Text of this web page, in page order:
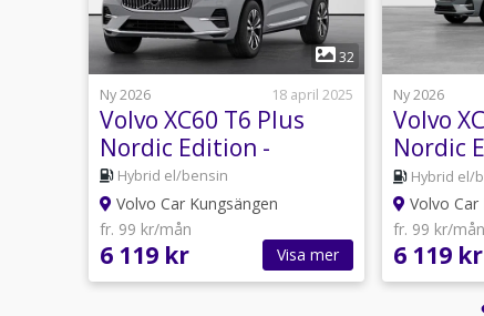
1
32
Ny 2026
18 april 2025
Volvo XC60 T6 Plus
Nordic Edition -
Business lease
Hybrid el/bensin
Volvo Car Kungsängen
fr. 99 kr/mån
6 119 kr Visa mer
Ny 2026
Volvo
Nordic
Hybrid el/
Volvo Car
fr. 99 kr/mån
6 119 kr